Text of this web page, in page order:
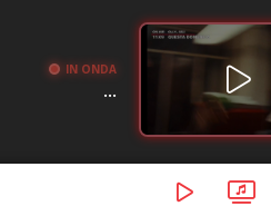
IN ONDA
...